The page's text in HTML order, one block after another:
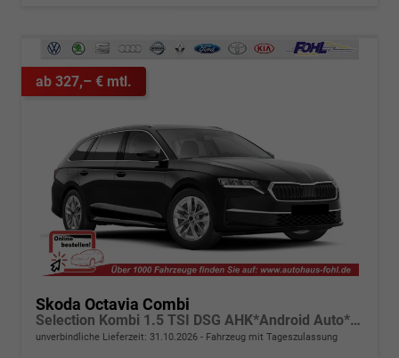
ab 327,– € mtl.
Skoda Octavia Combi
Selection Kombi 1.5 TSI DSG AHK*Android Auto*ACC*SHZ*E-Heck*Keyless*Kamera*2Z Klimaauto
unverbindliche Lieferzeit: 31.10.2026 Fahrzeug mit Tageszulassung